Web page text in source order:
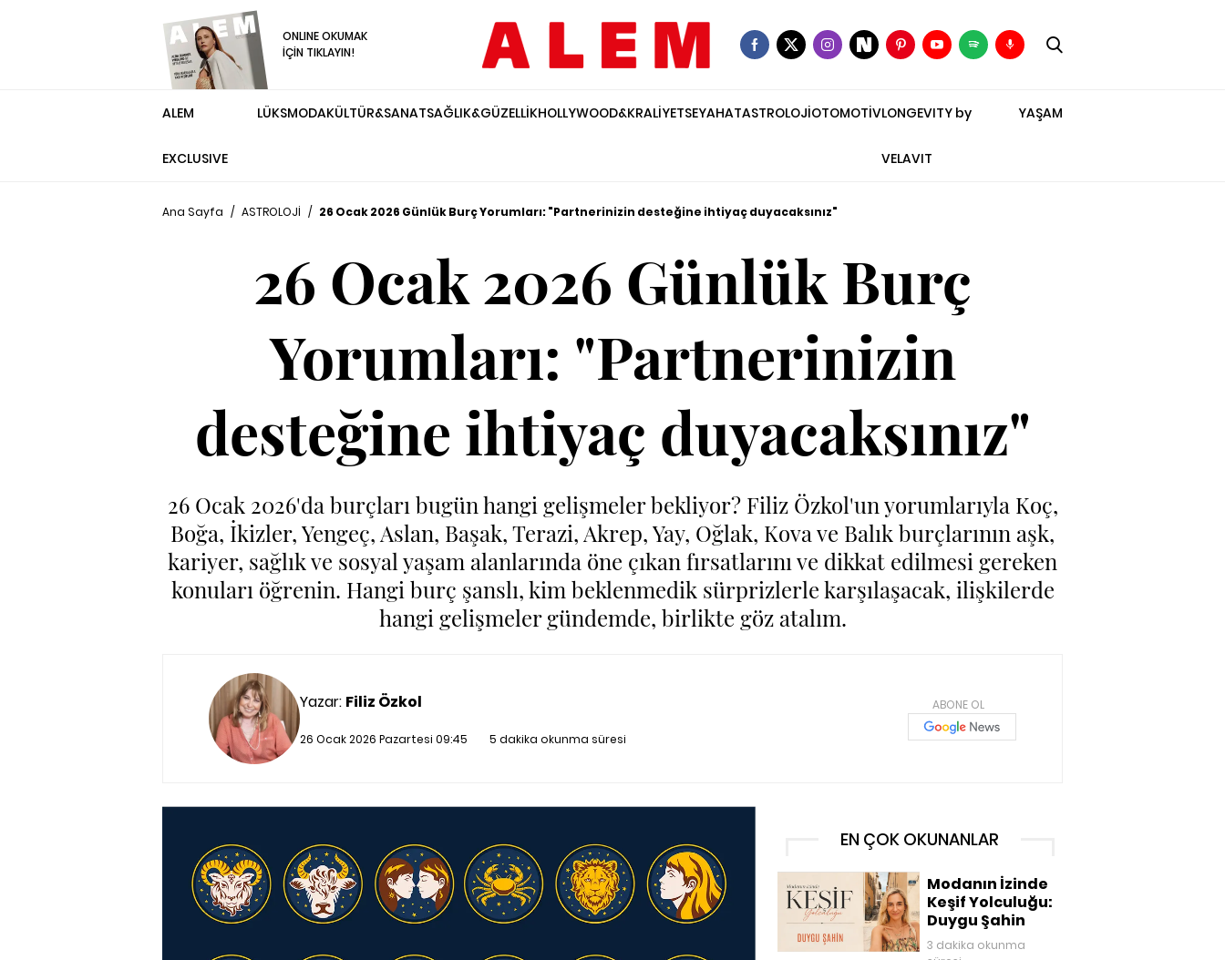
ONLINE OKUMAK
İÇİN TIKLAYIN!
ALEM
EXCLUSIVE
LÜKSMODAKÜLTÜR&SANATSAĞLIK&GÜZELLİKHOLLYWOOD&KRALİYETSEYAHATASTROLOJİOTOMOTİVLONGEVITY by
VELAVIT
YAŞAM
Ana Sayfa / ASTROLOJİ / 26 Ocak 2026 Günlük Burç Yorumları: "Partnerinizin desteğine ihtiyaç duyacaksınız"
26 Ocak 2026 Günlük Burç
Yorumları: "Partnerinizin
desteğine ihtiyaç duyacaksınız"
26 Ocak 2026'da burçları bugün hangi gelişmeler bekliyor? Filiz Özkol'un yorumlarıyla Koç,
Boğa, İkizler, Yengeç, Aslan, Başak, Terazi, Akrep, Yay, Oğlak, Kova ve Balık burçlarının aşk,
kariyer, sağlık ve sosyal yaşam alanlarında öne çıkan fırsatlarını ve dikkat edilmesi gereken
konuları öğrenin. Hangi burç şanslı, kim beklenmedik sürprizlerle karşılaşacak, ilişkilerde
hangi gelişmeler gündemde, birlikte göz atalım.
Yazar: Filiz Özkol
26 Ocak 2026 Pazartesi 09:45 5 dakika okunma süresi
ABONE OL
EN ÇOK OKUNANLAR
Modanın İzinde
Keşif Yolculuğu:
Duygu Şahin
3 dakika okunma